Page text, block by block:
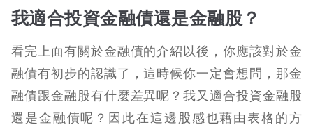
我適合投資金融債還是金融股？
看完上面有關於金融債的介紹以後，你應該對於金
融債有初步的認識了，這時候你一定會想問，那金
融債跟金融股有什麼差異呢？我又適合投資金融股
還是金融債呢？因此在這邊股感也藉由表格的方